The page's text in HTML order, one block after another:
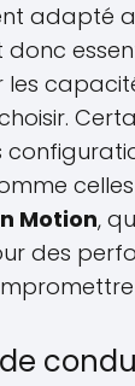
adapté
donc
les
Motion,
des